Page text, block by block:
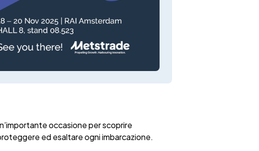
occasione per scoprire
ed esaltare ogni imbarcazione.